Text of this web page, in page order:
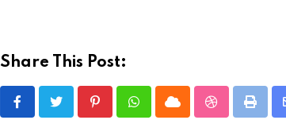
Share This Post:
PinterestWhatsappCloud StumbleUpon
Print